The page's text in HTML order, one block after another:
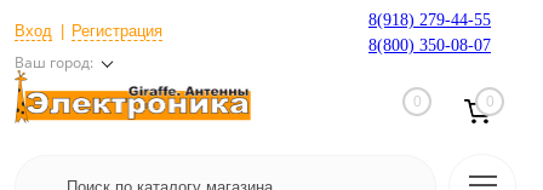
Вход Регистрация
Ваш город:
8(918) 279-44-55
8(800) 350-08-07
0 0